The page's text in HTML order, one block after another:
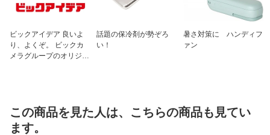
ビックアイデア 良いよ
り、よくぞ。 ビックカ
メラグループのオリジナ
話題の保冷剤が勢ぞろ
い！
暑さ対策に ハンディフ
ァン
この商品を見た人は、こちらの商品も見てい
ます。